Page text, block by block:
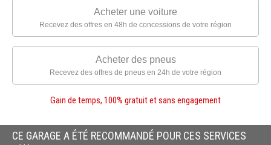
Acheter une voiture
Recevez des offres en 48h de concessions de votre région
Acheter des pneus
Recevez des offres de pneus en 24h de votre région
Gain de temps, 100% gratuit et sans engagement
CE GARAGE A ÉTÉ RECOMMANDÉ POUR CES SERVICES